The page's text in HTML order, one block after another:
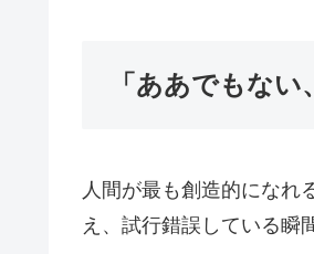
「ああでもな
人間が最も創造的になれ
え、試行錯誤している瞬